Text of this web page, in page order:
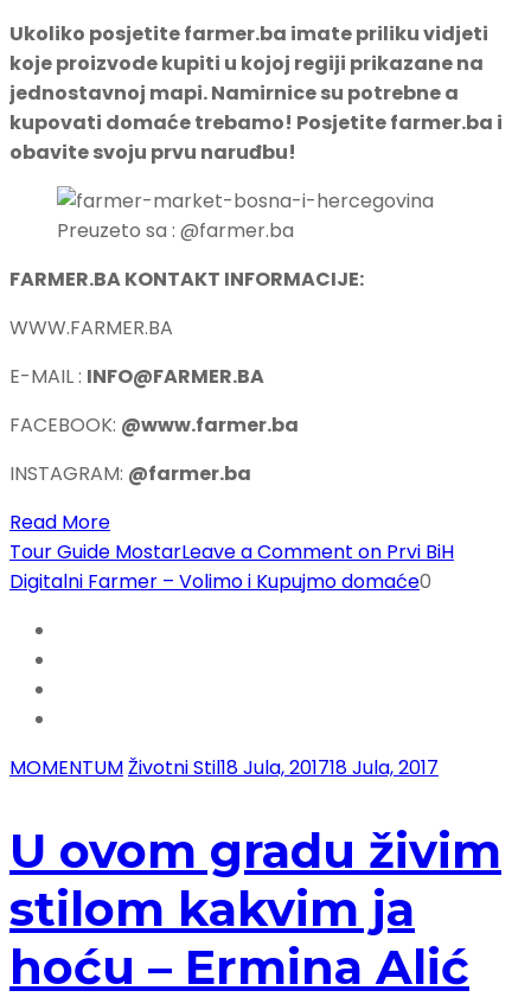
Ukoliko posjetite farmer.ba imate priliku vidjeti
koje proizvode kupiti u kojoj regiji prikazane na
jednostavnoj mapi. Namirnice su potrebne a
kupovati domaće trebamo! Posjetite farmer.ba i
obavite svoju prvu naruđbu!
Preuzeto sa : @farmer.ba
FARMER.BA KONTAKT INFORMACIJE:
WWW.FARMER.BA
E-MAIL : INFO@FARMER.BA
FACEBOOK: @www.farmer.ba
INSTAGRAM: @farmer.ba
Read More
Tour Guide MostarLeave a Comment on Prvi BiH
Digitalni Farmer – Volimo i Kupujmo domaće0
MOMENTUMŽivotni Stil18 Jula, 201718 Jula, 2017
U ovom gradu živim
stilom kakvim ja
hoću – Ermina Alić